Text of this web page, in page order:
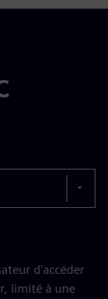
d'accéder
limité à une